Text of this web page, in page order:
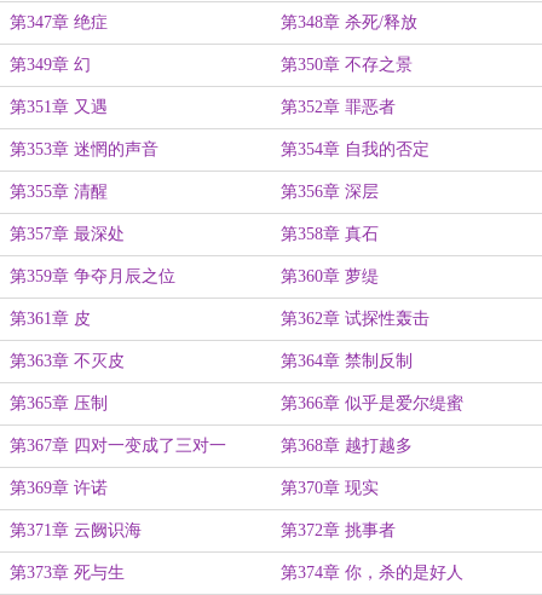
一个缝隙
第347章 绝症 第348章 杀死/释放
第349章 幻 第350章 不存之景
第351章 又遇 第352章 罪恶者
第353章 迷惘的声音 第354章 自我的否定
第355章 清醒 第356章 深层
第357章 最深处 第358章 真石
第359章 争夺月辰之位 第360章 萝缇
第361章 皮 第362章 试探性轰击
第363章 不灭皮 第364章 禁制反制
第365章 压制 第366章 似乎是爱尔缇蜜
第367章 四对一变成了三对一 第368章 越打越多
第369章 许诺 第370章 现实
第371章 云阙识海 第372章 挑事者
第373章 死与生 第374章 你，杀的是好人